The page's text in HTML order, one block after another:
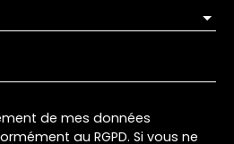
de mes données
au RGPD. Si vous ne